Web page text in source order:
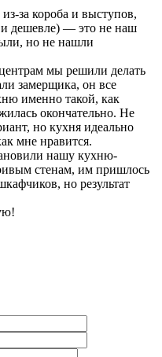
за короба и выступов,
и дешевле) — это не наш
но не нашли
мы решили делать
замерщика, он все
именно такой, как
окончательно. Не
но кухня идеально
мне нравится.
нашу кухню-
стенам, им пришлось
но результат